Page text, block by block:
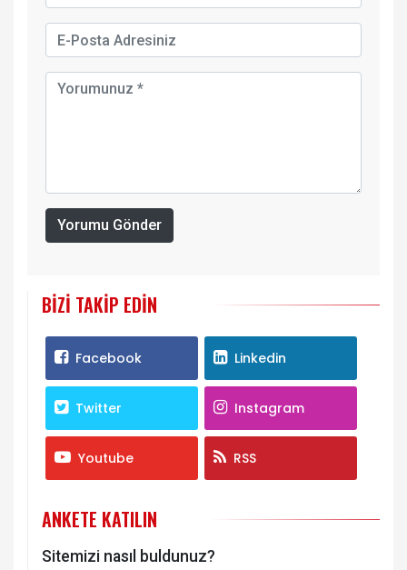
Yorumu Gönder
BIZI TAKIP EDIN
Facebook Linkedin
Twitter Instagram
Youtube RSS
ANKETE KATILIN
Sitemizi nasıl buldunuz?